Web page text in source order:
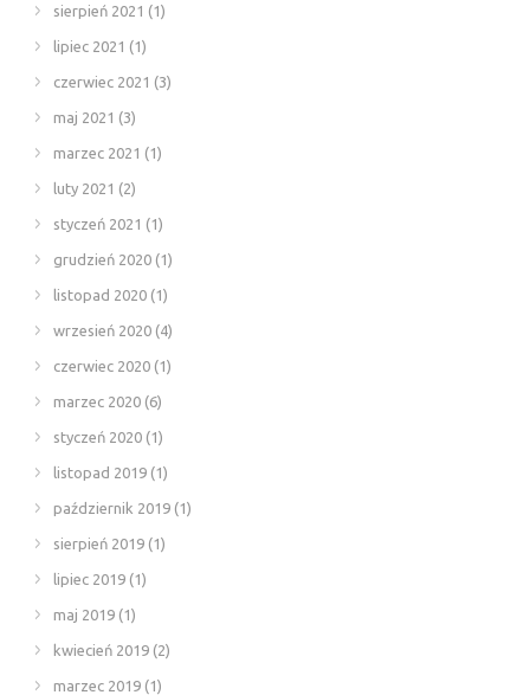
sierpień 2021 (1)
lipiec 2021 (1)
czerwiec 2021 (3)
maj 2021 (3)
marzec 2021 (1)
luty 2021 (2)
styczeń 2021 (1)
grudzień 2020 (1)
listopad 2020 (1)
wrzesień 2020 (4)
czerwiec 2020 (1)
marzec 2020 (6)
styczeń 2020 (1)
listopad 2019 (1)
październik 2019 (1)
sierpień 2019 (1)
lipiec 2019 (1)
maj 2019 (1)
kwiecień 2019 (2)
marzec 2019 (1)